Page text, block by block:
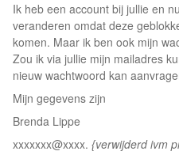
Ik heb een account bij jullie en
veranderen omdat deze
komen. Maar ik ben ook mijn
Zou ik via jullie mijn mailadres
nieuw wachtwoord kan
Mijn gegevens zijn
Brenda Lippe
xxxxxxx@xxxx. {verwijderd ivm